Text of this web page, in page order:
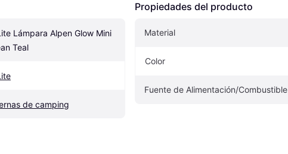
Lámpara Alpen Glow Mini
Teal
de camping
Propiedades del producto
Material
Color
Fuente de Alimentación/Combustible